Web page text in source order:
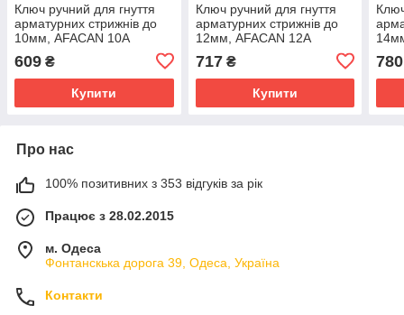
Ключ ручний для гнуття
арматурних стрижнів до
10мм, AFACAN 10А
609 ₴
Купити
Ключ ручний для гнуття
арматурних стрижнів до
12мм, AFACAN 12А
717₴
Купити
780
Про нас
100% позитивних з 353 відгуків за рік
Працює з 28.02.2015
м. Одеса
Фонтанскька дорога 39, Одеса, Україна
Контакти